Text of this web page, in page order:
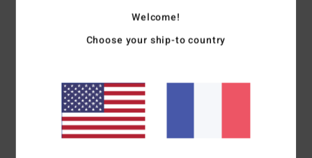
Bretelles réglables Teagan Bralette avec crochet au
centre du dos pour la fermeture
Détail froncé sur le buste
Composition[Matière principale] 64% Nylon recyclé
(Polyamide), 31% Polyester, 5% Élasthanne
Traçabilité du produit (Loi Agec)
Welcome!
Choose your ship-to country